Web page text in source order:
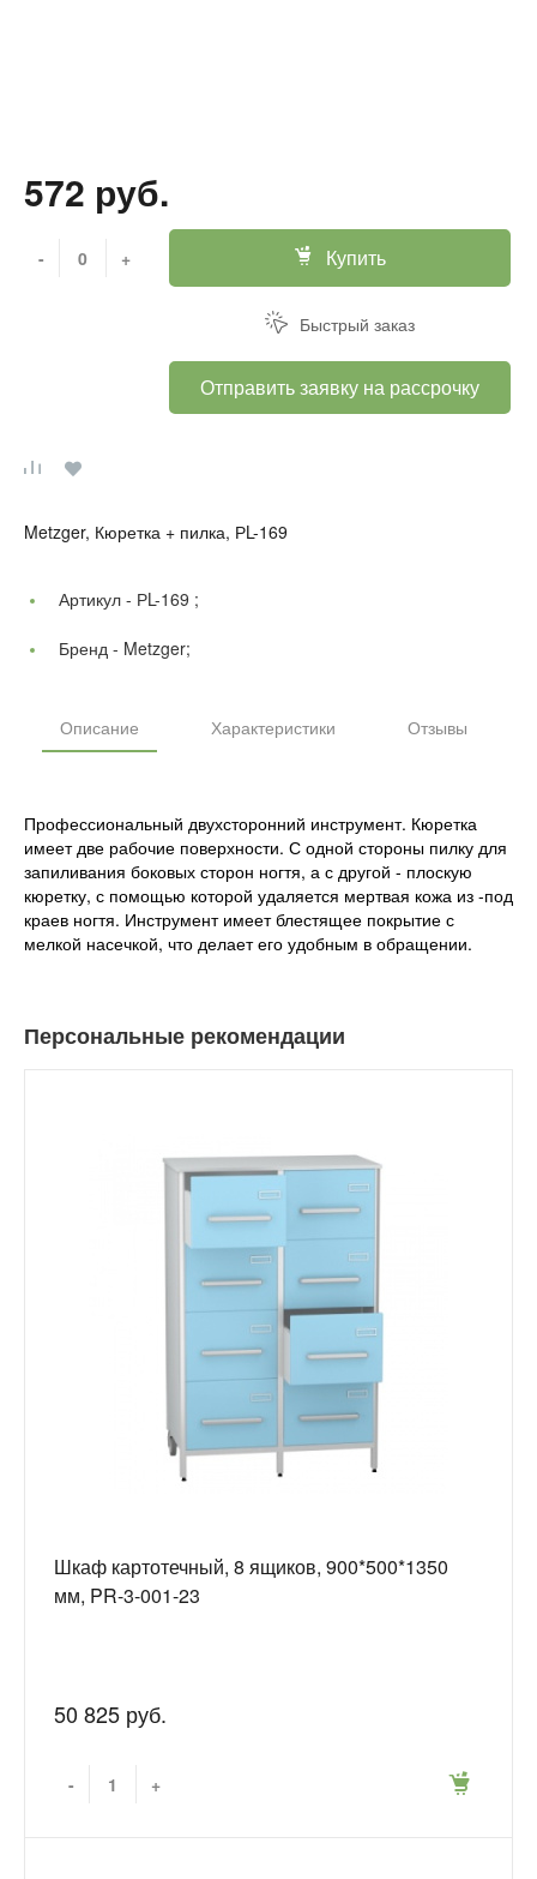
572 руб.
- + Купить
Быстрый заказ
Отправить заявку на рассрочку
Metzger, Кюретка + пилка, РL-169
Артикул - РL-169 ;
Бренд - Metzger;
Описание Характеристики Отзывы
Профессиональный двухсторонний инструмент. Кюретка
имеет две рабочие поверхности. С одной стороны пилку для
запиливания боковых сторон ногтя, а с другой - плоскую
кюретку, с помощью которой удаляется мертвая кожа из -под
краев ногтя. Инструмент имеет блестящее покрытие с
мелкой насечкой, что делает его удобным в обращении.
Персональные рекомендации
Шкаф картотечный, 8 ящиков, 900*500*1350
мм, PR-3-001-23
50 825 руб.
- +